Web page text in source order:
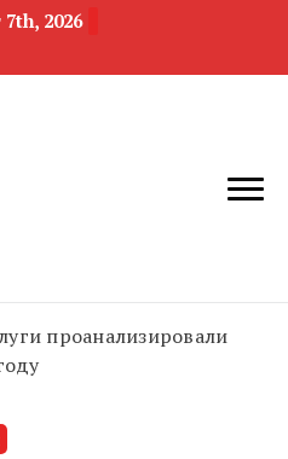
2026
область
проанализировали